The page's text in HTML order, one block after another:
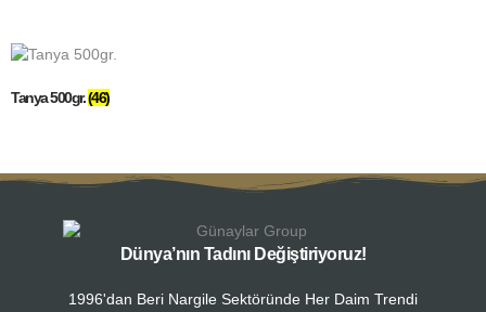
Tanya 500gr.(46)
Dünya’nın Tadını Değiştiriyoruz!
1996'dan Beri Nargile Sektöründe Her Daim Trendi